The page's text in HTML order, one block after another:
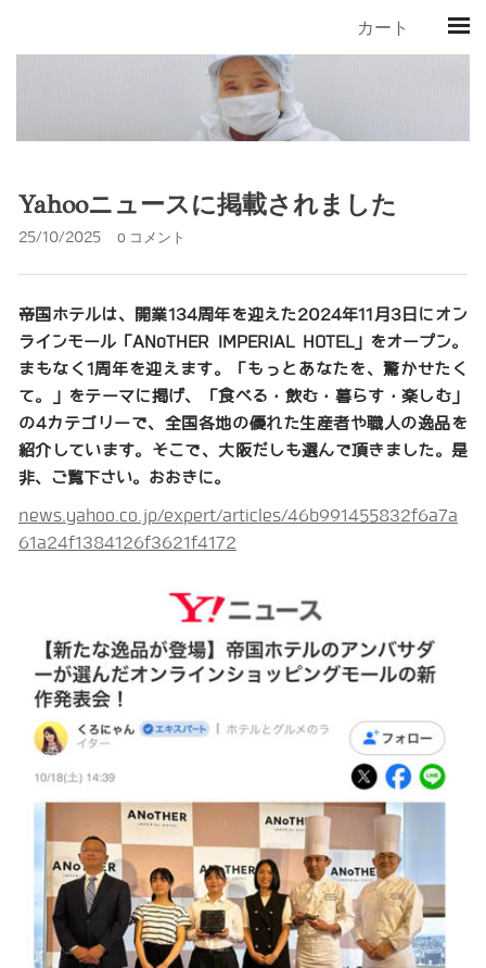
カート
Yahooニュースに掲載されました
25/10/2025 0 コメント
帝国ホテルは、開業134周年を迎えた2024年11月3日にオン
ラインモール「ANoTHER IMPERIAL HOTEL」をオープン。
まもなく1周年を迎えます。「もっとあなたを、驚かせたく
て。
」をテーマに掲げ、「食べる・飲む・暮らす・楽しむ」
の4カテゴリーで、全国各地の優れた生産者や職人の逸品を
紹介しています。そこで、大阪だしも選んで頂きました。是
非、ご覧下さい。おおきに。
news.yahoo.co.jp/expert/articles/46b991455832f6a7a
61a24f1384126f3621f4172